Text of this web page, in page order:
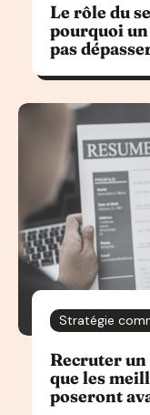
Le rôle du
pourquoi
pas
Stratégie
Recruter un
que les
poseront